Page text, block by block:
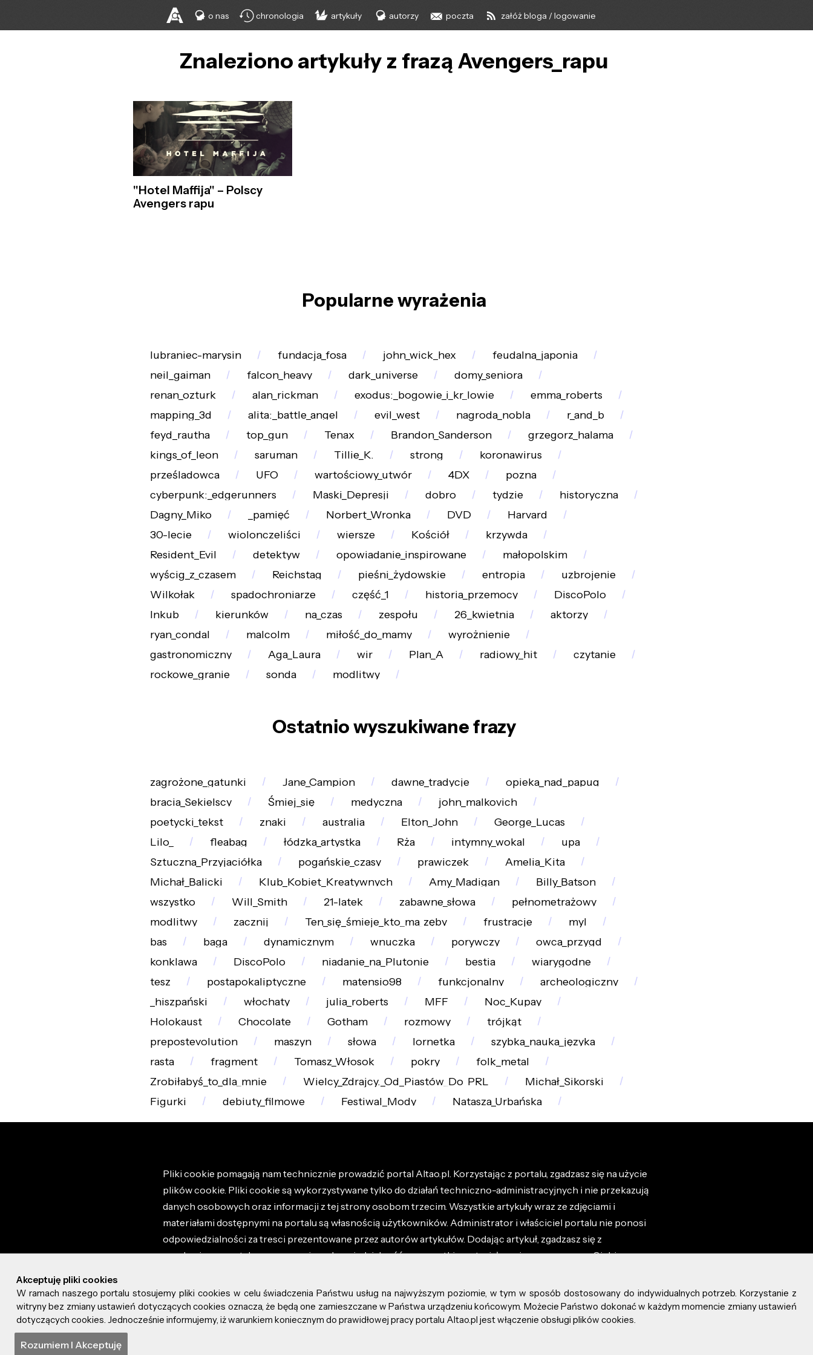
o nas chronologia artykuły autorzy poczta załóż bloga / logowanie
Znaleziono artykuły z frazą Avengers_rapu
"Hotel Maffija" – Polscy
Avengers rapu
Popularne wyrażenia
lubraniec-marysin fundacja_fosa john_wick_hex
feudalna_japonia
neil_gaiman
falcon_heavy dark_universe
domy_seniora
renan_ozturk
alan_rickman exodus:_bogowie_i_kr_lowie
emma_roberts
mapping_3d
alita:_battle_angel evil_west nagroda_nobla
r_and_b
feyd_rautha
top_gun Tenax Brandon_Sanderson
grzegorz_halama
kings_of_leon
saruman Tillie_K. strong
koronawirus
prześladowca
UFO wartościowy_utwór 4DX
pozna
cyberpunk:_edgerunners
Maski_Depresji dobro tydzie
historyczna
Dagny_Miko
_pamięć Norbert_Wronka DVD
Harvard
30-lecie
wiolonczeliści wiersze Kościół
krzywda
Resident_Evil
detektyw opowiadanie_inspirowane
małopolskim
wyścig_z_czasem
Reichstag pieśni_żydowskie entropia
uzbrojenie
Wilkołak
spadochroniarze część_1 historia_przemocy
DiscoPolo
Inkub
kierunków na_czas zespołu 26_kwietnia
aktorzy
ryan_condal
malcolm miłość_do_mamy
wyrożnienie
gastronomiczny
Aga_Laura wir Plan_A radiowy_hit
czytanie
rockowe_granie
sonda modlitwy
Ostatnio wyszukiwane frazy
zagrożone_gatunki Jane_Campion dawne_tradycje
opieka_nad_papug
bracia_Sekielscy
Śmiej_się medyczna
john_malkovich
poetycki_tekst
znaki australia Elton_John
George_Lucas
Lilo_
fleabag łódzka_artystka Rża intymny_wokal
upa
Sztuczna_Przyjaciółka
pogańskie_czasy prawiczek
Amelia_Kita
Michał_Balicki
Klub_Kobiet_Kreatywnych Amy_Madigan
Billy_Batson
wszystko
Will_Smith 21-latek zabawne_słowa
pełnometrażowy
modlitwy
zacznij Ten_się_śmieje_kto_ma_zęby frustracje
myl
bas
baga dynamicznym wnuczka porywczy
owca_przygd
konklawa
DiscoPolo niadanie_na_Plutonie bestia
wiarygodne
tesz
postapokaliptyczne matensio98 funkcjonalny
archeologiczny
_hiszpański
włochaty julia_roberts MFF
Noc_Kupay
Holokaust
Chocolate Gotham rozmowy
trójkąt
prepostevolution
maszyn słowa lornetka
szybka_nauka_języka
rasta
fragment Tomasz_Włosok pokry
folk_metal
Zrobiłabyś_to_dla_mnie
Wielcy_Zdrajcy._Od_Piastów_Do_PRL
Michał_Sikorski
Figurki
debiuty_filmowe Festiwal_Mody Natasza_Urbańska
Pliki cookie pomagają nam technicznie prowadzić portal Altao.pl. Korzystając z portalu, zgadzasz się na użycie
plików cookie. Pliki cookie są wykorzystywane tylko do działań techniczno-administracyjnych i nie przekazują
danych osobowych oraz informacji z tej strony osobom trzecim. Wszystkie artykuły wraz ze zdjęciami i
materiałami dostępnymi na portalu są własnością użytkowników. Administrator i właściciel portalu nie ponosi
odpowiedzialności za tresci prezentowane przez autorów artykułów. Dodając artykuł, zgadzasz się z
regulaminem portalu oraz ponosisz odpowiedzialność za wszystkie materiały umieszczone przez Ciebie na
© 2026 altao.pl. Wszystkie prawa zastrzeżone.
0.036
Akceptuję pliki cookies
W ramach naszego portalu stosujemy pliki cookies w celu świadczenia Państwu usług na najwyższym poziomie, w tym w sposób dostosowany do indywidualnych potrzeb. Korzystanie z
witryny bez zmiany ustawień dotyczących cookies oznacza, że będą one zamieszczane w Państwa urządzeniu końcowym. Możecie Państwo dokonać w każdym momencie zmiany ustawień
dotyczących cookies. Jednocześnie informujemy, iż warunkiem koniecznym do prawidłowej pracy portalu Altao.pl jest włączenie obsługi plików cookies.
Rozumiem I Akceptuję